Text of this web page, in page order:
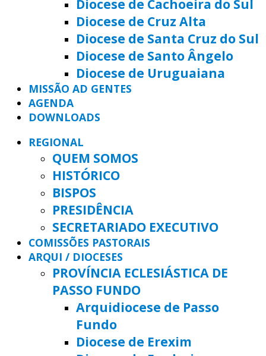
Diocese de Cachoeira do Sul
Diocese de Cruz Alta
Diocese de Santa Cruz do Sul
Diocese de Santo Ângelo
Diocese de Uruguaiana
MISSÃO AD GENTES
AGENDA
DOWNLOADS
REGIONAL
QUEM SOMOS
HISTÓRICO
BISPOS
PRESIDÊNCIA
SECRETARIADO EXECUTIVO
COMISSÕES PASTORAIS
ARQUI / DIOCESES
PROVÍNCIA ECLESIÁSTICA DE
PASSO FUNDO
Arquidiocese de Passo
Fundo
Diocese de Erexim